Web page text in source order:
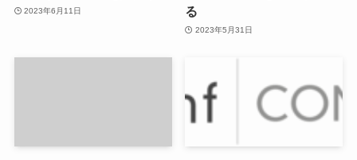
2023年6月11日
る
2023年5月31日